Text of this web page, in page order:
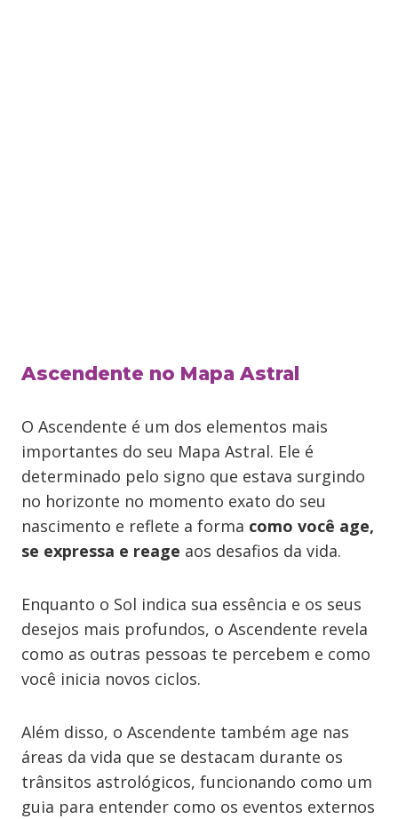
Ascendente no Mapa Astral
O Ascendente é um dos elementos mais
importantes do seu Mapa Astral. Ele é
determinado pelo signo que estava surgindo
no horizonte no momento exato do seu
nascimento e reflete a forma como você age,
se expressa e reage aos desafios da vida.
Enquanto o Sol indica sua essência e os seus
desejos mais profundos, o Ascendente revela
como as outras pessoas te percebem e como
você inicia novos ciclos.
Além disso, o Ascendente também age nas
áreas da vida que se destacam durante os
trânsitos astrológicos, funcionando como um
guia para entender como os eventos externos